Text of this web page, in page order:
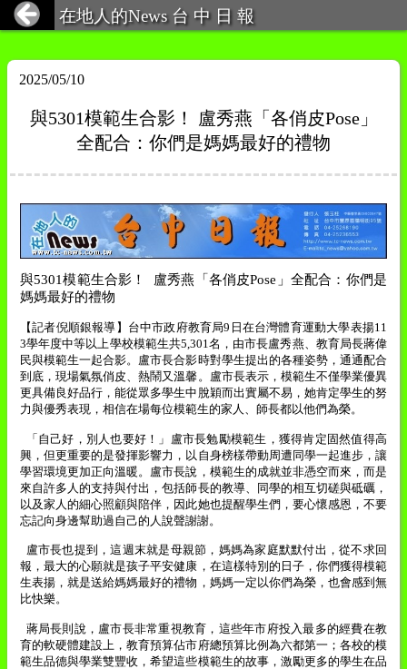
在地人的News 台 中 日 報
2025/05/10
與5301模範生合影！ 盧秀燕「各俏皮Pose」
全配合：你們是媽媽最好的禮物
與5301模範生合影！ 盧秀燕「各俏皮Pose 」全配合：你們是
媽媽最好的禮物
【記者倪順銀報導】台中市政府教育局9 日在台灣體育運動大學表揚11
3學年度中等以上學校模範生共5,301 名，由市長盧秀燕 、教育局長蔣偉
民與模範生一起合影。盧市長合影時對學生提出的各種姿勢，通通配合
到底，現場氣氛俏皮、熱鬧又溫馨。盧市長表示，模範生不僅學業優異
更具備良好品行，能從眾多學生中脫穎而出實屬不易，她肯定學生的努
力與優秀表現，相信在場每位模範生的家人、師長都以他們為榮。
「自己好，別人也要好！」盧市長勉勵模範生，獲得肯定固然值得高
興，但更重要的是發揮影響力，以自身榜樣帶動周遭同學一起進步，讓
學習環境更加正向溫暖。盧市長說，模範生的成就並非憑空而來，而是
來自許多人的支持與付出，包括師長的教導、同學的相互切磋與砥礪，
以及家人的細心照顧與陪伴，因此她也提醒學生們，要心懷感恩，不要
忘記向身邊幫助過自己的人說聲謝謝。
盧市長也提到，這週末就是母親節，媽媽為家庭默默付出，從不求回
報，最大的心願就是孩子平安健康，在這樣特別的日子，你們獲得模範
生表揚，就是送給媽媽最好的禮物，媽媽一定以你們為榮，也會感到無
比快樂。
蔣局長則說，盧市長非常重視教育，這些年市府投入最多的經費在教
育的軟硬體建設上，教育預算佔市府總預算比例為六都第一；各校的模
範生品德與學業雙豐收，希望這些模範生的故事，激勵更多的學生在品